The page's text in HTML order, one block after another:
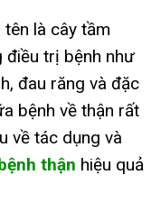
là cây tầm
điều trị bệnh như
đau răng và đặc
bệnh về thận rất
về tác dụng và
thận hiệu quả